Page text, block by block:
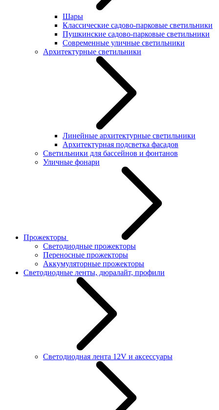
Шары
Классические садово-парковые светильники
Пушкинские садово-парковые светильники
Современные уличные светильники
Архитектурные светильники
Линейные архитектурные светильники
Архитектурная подсветка фасадов
Светильники для бассейнов и фонтанов
Уличные фонари
Прожекторы
Светодиодные прожекторы
Переносные прожекторы
Аккумуляторные прожекторы
Светодиодные ленты, дюралайт, профили
Светодиодная лента 12V и аксессуары